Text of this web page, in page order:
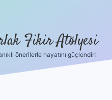
Fikir Atölyesi
önerilerle hayatını güçlendir!